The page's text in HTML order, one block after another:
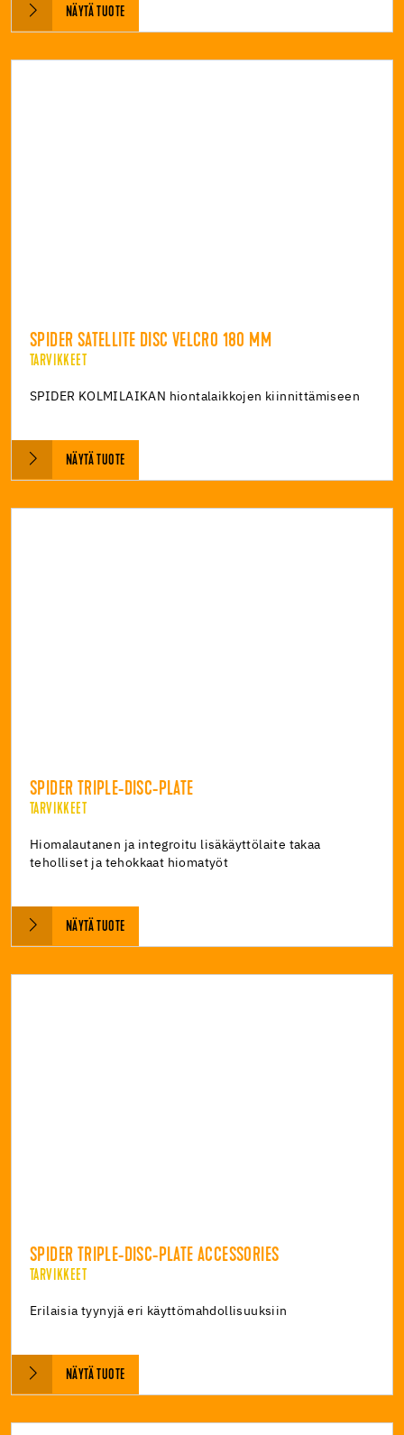
NÄYTÄ TUOTE
SPIDER SATELLITE DISC VELCRO 180 MM
TARVIKKEET
SPIDER KOLMILAIKAN hiontalaikkojen kiinnittämiseen
NÄYTÄ TUOTE
SPIDER TRIPLE-DISC-PLATE
TARVIKKEET
Hiomalautanen ja integroitu lisäkäyttölaite takaa
teholliset ja tehokkaat hiomatyöt
NÄYTÄ TUOTE
SPIDER TRIPLE-DISC-PLATE ACCESSORIES
TARVIKKEET
Erilaisia tyynyjä eri käyttömahdollisuuksiin
NÄYTÄ TUOTE